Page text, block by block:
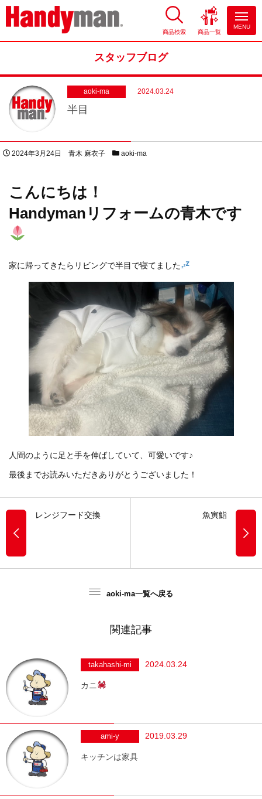
お風呂やキッチンのリフォーム
商品検索 商品一覧
MENU
スタッフブログ
aoki-ma 2024.03.24
半目
投稿日
2024年3月24日 著者
青木 麻衣子 スタッフブログカテゴリー
aoki-ma
こんにちは！
Handymanリフォームの青木です
家に帰ってきたらリビングで半目で寝てました
人間のように足と手を伸ばしていて、可愛いです♪
最後までお読みいただきありがとうございました！
レンジフード交換 魚寅鮨
aoki-ma一覧へ戻る
関連記事
takahashi-mi 2024.03.24
カニ
ami-y 2019.03.29
キッチンは家具